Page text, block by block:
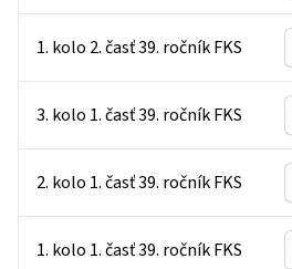
1. kolo 2. časť 39. ročník FKS
3. kolo 1. časť 39. ročník FKS
2. kolo 1. časť 39. ročník FKS
1. kolo 1. časť 39. ročník FKS